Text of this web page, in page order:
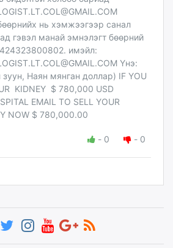
нь хэмжээгээр санал
гэвэл манай эмнэлэгт бөөрний
имэйл:
Yнэ:
Наян мянган доллар) IF YOU
KIDNEY $ 780,000 USD
EMAIL TO SELL YOUR
NOW $ 780,000.00
- 0 - 0